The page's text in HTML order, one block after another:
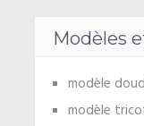
Modèles
modèle
modèle